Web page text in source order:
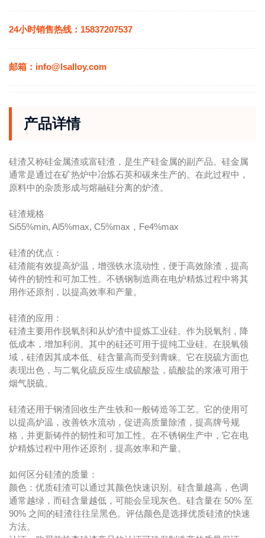
24小时销售热线：15837207537
邮箱：info@lsalloy.com
产品详情
硅渣又称硅金属渣或富硅渣，是生产硅金属的副产品。硅金属
通常是通过在矿热炉中冶炼石英和碳来生产的。在此过程中，
原料中的杂质形成与熔融硅分离的炉渣。
硅渣规格
Si55%min, Al5%max, C5%max，Fe4%max
硅渣的优点：
硅渣能有效提高炉温，增强铁水流动性，便于高效除渣，提高
铸件的韧性和可加工性。不锈钢制造商在电炉精炼过程中将其
用作还原剂，以提高效率和产量。
硅渣的应用：
硅渣主要用作脱氧剂和从炉渣中提炼工业硅。作为脱氧剂，降
低成本，增加利润。其中的硅还可用于提纯工业硅。在脱氧领
域，硅渣因其成本低、硅含量高而受到青睐。它在脱硫方面也
表现出色，与二氧化硫反应生成硫酸盐，硫酸盐的浆液可用于
烟气脱硫。
硅渣还用于钢渣回收生产生铁和一般铸造等工艺。它的使用可
以提高炉温，改善铁水流动，促进高质量除渣，提高牌号规
格，并更新铸件的韧性和可加工性。在不锈钢生产中，它在电
炉精炼过程中用作还原剂，提高效率和产量。
如何区分硅渣的质量：
颜色：优质硅渣可以通过其颜色快速识别。硅含量越高，色调
通常越绿，而硅含量越低，可能会呈现灰色。硅含量在 50% 至
90% 之间的硅渣往往呈黑色。评估颜色是选择优质硅渣的快速
方法。